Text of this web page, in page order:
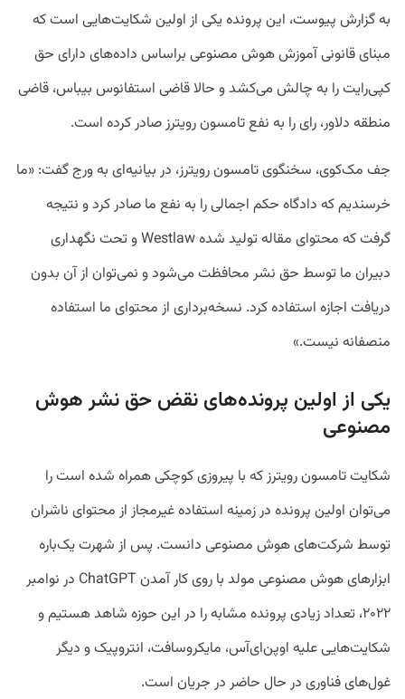
به گزارش پیوست، این پرونده یکی از اولین شکایت‌هایی است که
مبنای قانونی آموزش هوش مصنوعی براساس داده‌های دارای حق
کپی‌رایت را به چالش می‌کشد و حالا قاضی استفانوس بیباس، قاضی
منطقه‌ دلاور، رای را به نفع تامسون رویترز صادر کرده است.
جف مک‌کوی، سخنگوی تامسون رویترز، در بیانیه‌ای به ورج گفت: «ما
خرسندیم که دادگاه حکم اجمالی را به نفع ما صادر کرد و نتیجه
گرفت که محتوای مقاله تولید شده Westlaw و تحت نگهداری
دبیران ما توسط حق نشر محافظت می‌شود و نمی‌توان از آن بدون
دریافت اجازه استفاده کرد. نسخه‌برداری از محتوای ما استفاده
منصفانه نیست.»
یکی از اولین پرونده‌های نقض حق نشر هوش
مصنوعی
شکایت تامسون رویترز که با پیروزی کوچکی همراه شده است را
می‌توان اولین پرونده در زمینه استفاده غیرمجاز از محتوای ناشران
توسط شرکت‌های هوش مصنوعی دانست. پس از شهرت یک‌باره
ابزارهای هوش مصنوعی مولد با روی کار آمدن ChatGPT در نوامبر
۲۰۲۲، تعداد زیادی پرونده مشابه را در این حوزه شاهد هستیم و
شکایت‌هایی علیه اوپن‌ای‌آس، مایکروسافت، انتروپیک و دیگر
غول‌های فناوری در حال حاضر در جریان است.